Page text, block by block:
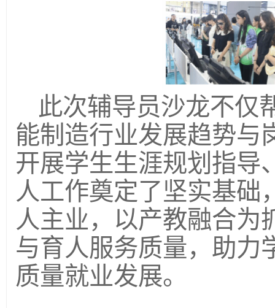
此次辅导员沙龙不仅
能制造行业发展趋势与
开展学生生涯规划指导
人工作奠定了坚实基础
人主业，以产教融合为
与育人服务质量，助力
质量就业发展。